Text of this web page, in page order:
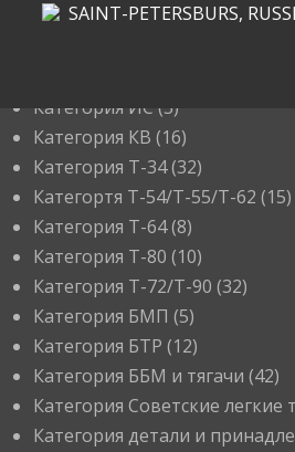
SAINT-PETERSBURS,
Категория ИС (3)
Категория КВ (16)
Категория Т-34(32)
Категортя Т-54/Т-55/Т-62 (15)
Категория T-64(8)
Категория T-80 (10)
Категория T-72/T-90 (32)
Категория БМП (5)
Категория БТР (12)
Категория ББМ и тягачи (42)
Категория Советские легкие
Категория детали и